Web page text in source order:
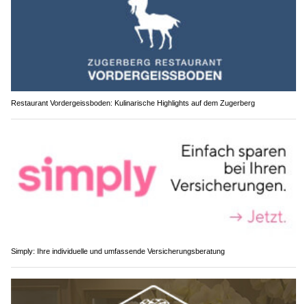
Restaurant Vordergeissboden: Kulinarische Highlights auf dem Zugerberg
Simply: Ihre individuelle und umfassende Versicherungsberatung